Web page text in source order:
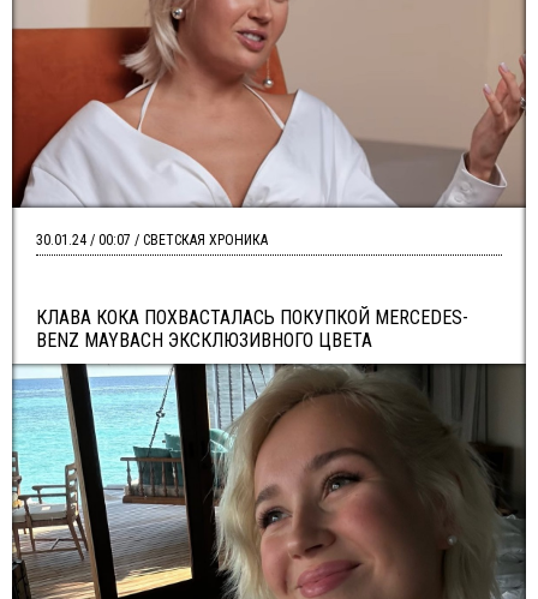
КЛАВА КОКА ПОХВАСТАЛАСЬ ПОКУПКОЙ MERCEDES-
BENZ MAYBACH ЭКСКЛЮЗИВНОГО ЦВЕТА
30.01.24 / 00:07 / СВЕТСКАЯ ХРОНИКА